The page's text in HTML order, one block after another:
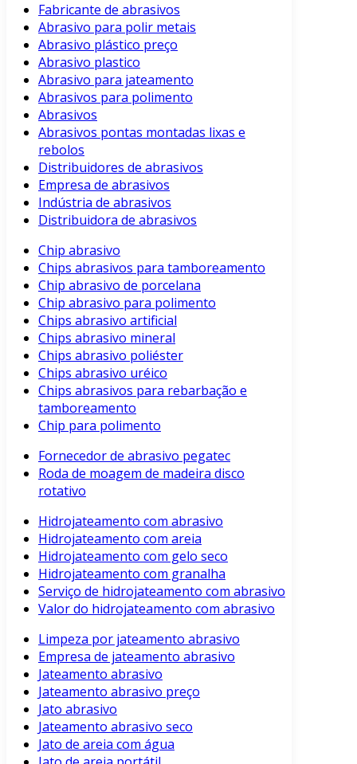
Fabricante de abrasivos
Abrasivo para polir metais
Abrasivo plástico preço
Abrasivo plastico
Abrasivo para jateamento
Abrasivos para polimento
Abrasivos
Abrasivos pontas montadas lixas e
rebolos
Distribuidores de abrasivos
Empresa de abrasivos
Indústria de abrasivos
Distribuidora de abrasivos
Chip abrasivo
Chips abrasivos para tamboreamento
Chip abrasivo de porcelana
Chip abrasivo para polimento
Chips abrasivo artificial
Chips abrasivo mineral
Chips abrasivo poliéster
Chips abrasivo uréico
Chips abrasivos para rebarbação e
tamboreamento
Chip para polimento
Fornecedor de abrasivo pegatec
Roda de moagem de madeira disco
rotativo
Hidrojateamento com abrasivo
Hidrojateamento com areia
Hidrojateamento com gelo seco
Hidrojateamento com granalha
Serviço de hidrojateamento com abrasivo
Valor do hidrojateamento com abrasivo
Limpeza por jateamento abrasivo
Empresa de jateamento abrasivo
Jateamento abrasivo
Jateamento abrasivo preço
Jato abrasivo
Jateamento abrasivo seco
Jato de areia com água